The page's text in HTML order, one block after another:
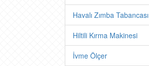
Havalı Zımba Tabancası
Hiltili Kırma Makinesi
İvme Ölçer